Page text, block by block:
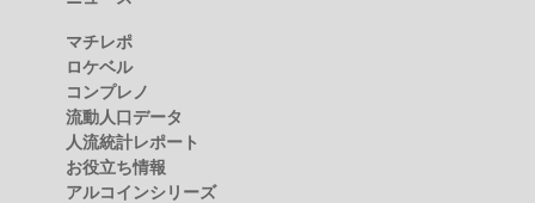
マチレポ
ロケベル
コンプレノ
流動人口データ
人流統計レポート
お役立ち情報
アルコインシリーズ